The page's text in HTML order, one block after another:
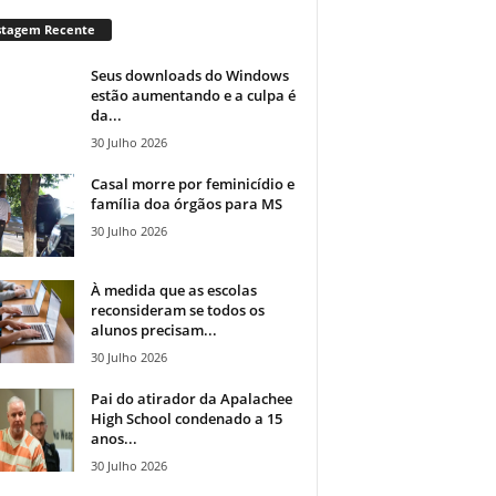
Recente
Seus downloads do Windows
estão aumentando e a culpa é
da...
30 Julho 2026
Casal morre por feminicídio e
família doa órgãos para MS
30 Julho 2026
À medida que as escolas
reconsideram se todos os
alunos precisam...
30 Julho 2026
Pai do atirador da Apalachee
High School condenado a 15
anos...
30 Julho 2026